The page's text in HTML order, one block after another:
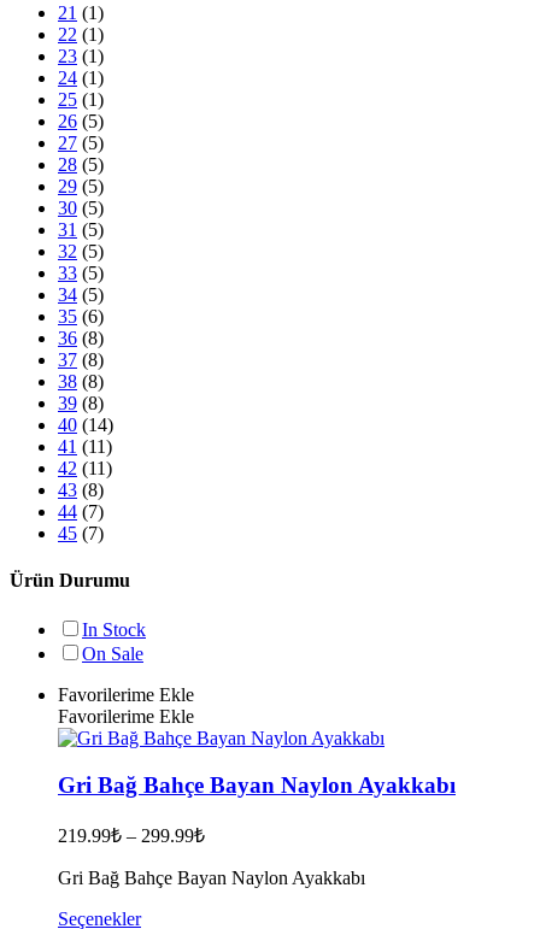
21 (1)
22 (1)
23 (1)
24 (1)
25 (1)
26 (5)
27 (5)
28 (5)
29 (5)
30 (5)
31 (5)
32 (5)
33 (5)
34 (5)
35 (6)
36 (8)
37 (8)
38 (8)
39 (8)
40 (14)
41 (11)
42 (11)
43 (8)
44 (7)
45 (7)
Ürün Durumu
In Stock
On Sale
Favorilerime Ekle
Favorilerime Ekle
Gri Bağ Bahçe Bayan Naylon Ayakkabı
219.99₺ – 299.99₺
Gri Bağ Bahçe Bayan Naylon Ayakkabı
SeçeneklerBu